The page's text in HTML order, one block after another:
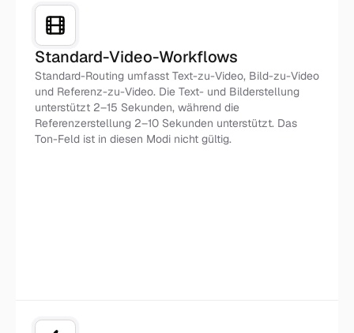
Standard-Video-Workflows
Standard-Routing umfasst Text-zu-Video, Bild-zu-Video
und Referenz-zu-Video. Die Text- und Bilderstellung
unterstützt 2–15 Sekunden, während die
Referenzerstellung 2–10 Sekunden unterstützt. Das
Ton-Feld ist in diesen Modi nicht gültig.